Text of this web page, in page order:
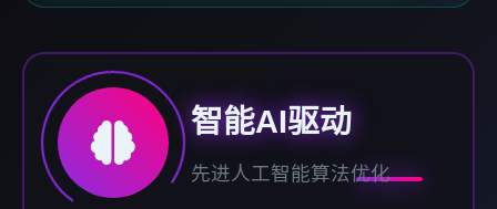
智能AI驱动
先进人工智能算法优化